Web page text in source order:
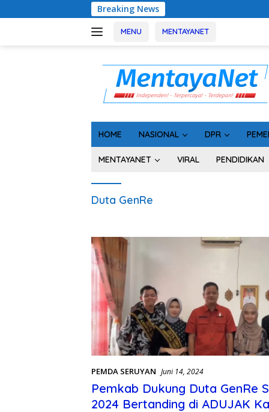
ke
Breaking News
MENU MENTAYANET
HOME NASIONAL DPR
MENTAYANET VIRAL PENDIDIKAN
Duta GenRe
PEMDA SERUYAN Juni 14, 2024
Pemkab Dukung Duta GenRe
2024 Bertanding di ADUJAK